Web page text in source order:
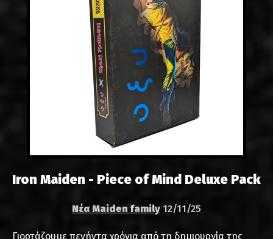
Iron Maiden - Piece of Mind Deluxe Pack
Νέα Maiden family 12/11/25
Γιορτάζουμε πενήντα χρόνια από τη δημιουργία της